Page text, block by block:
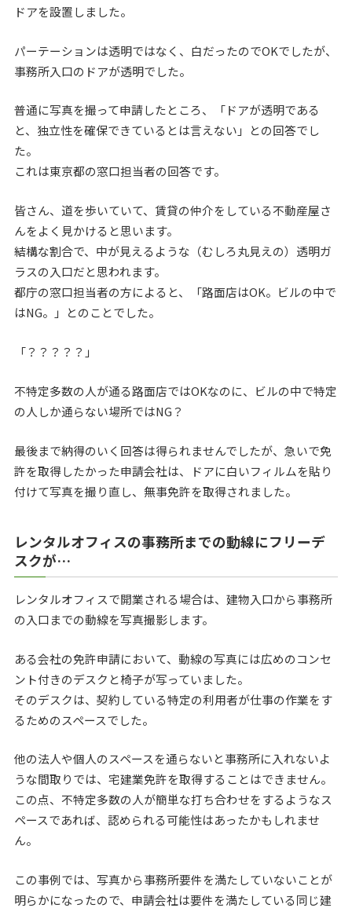
ドアを設置しました。
パーテーションは透明ではなく、白だったのでOKでしたが、
事務所入口のドアが透明でした。
普通に写真を撮って申請したところ、「ドアが透明である
と、独立性を確保できているとは言えない」との回答でし
た。
これは東京都の窓口担当者の回答です。
皆さん、道を歩いていて、賃貸の仲介をしている不動産屋さ
んをよく見かけると思います。
結構な割合で、中が見えるような（むしろ丸見えの）透明ガ
ラスの入口だと思われます。
都庁の窓口担当者の方によると、「路面店はOK。ビルの中で
はNG。」とのことでした。
「？？？？？」
不特定多数の人が通る路面店ではOKなのに、ビルの中で特定
の人しか通らない場所ではNG？
最後まで納得のいく回答は得られませんでしたが、急いで免
許を取得したかった申請会社は、ドアに白いフィルムを貼り
付けて写真を撮り直し、無事免許を取得されました。
レンタルオフィスの事務所までの動線にフリーデ
スクが…
レンタルオフィスで開業される場合は、建物入口から事務所
の入口までの動線を写真撮影します。
ある会社の免許申請において、動線の写真には広めのコンセ
ント付きのデスクと椅子が写っていました。
そのデスクは、契約している特定の利用者が仕事の作業をす
るためのスペースでした。
他の法人や個人のスペースを通らないと事務所に入れないよ
うな間取りでは、宅建業免許を取得することはできません。
この点、不特定多数の人が簡単な打ち合わせをするようなス
ペースであれば、認められる可能性はあったかもしれませ
ん。
この事例では、写真から事務所要件を満たしていないことが
明らかになったので、申請会社は要件を満たしている同じ建